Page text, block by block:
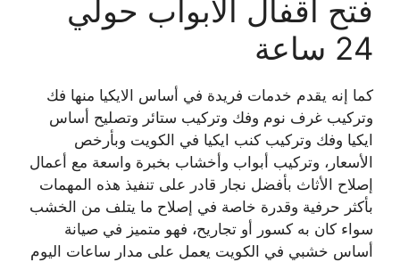
فتح أقفال الابواب حولي
24 ساعة
كما إنه يقدم خدمات فريدة في أساس الايكيا منها فك
وتركيب غرف نوم وفك وتركيب ستائر وتصليح أساس
ايكيا وفك وتركيب كنب ايكيا في الكويت وبأرخص
الأسعار، وتركيب أبواب وأخشاب بخبرة واسعة مع أعمال
إصلاح الأثاث بأفضل نجار قادر على تنفيذ هذه المهمات
بأكثر حرفية وقدرة خاصة في إصلاح ما يتلف من الخشب
سواء كان به كسور أو تجاريح، فهو متميز في صيانة
أساس خشبي في الكويت يعمل على مدار ساعات اليوم